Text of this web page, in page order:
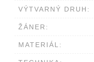
VÝTVARNÝ DRUH:
ŽÁNER:
MATERIÁL: